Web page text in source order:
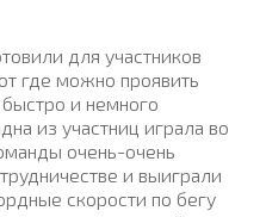
для участников
где можно проявить
и немного
из участниц играла во
очень-очень
и выиграли
скорости по бегу